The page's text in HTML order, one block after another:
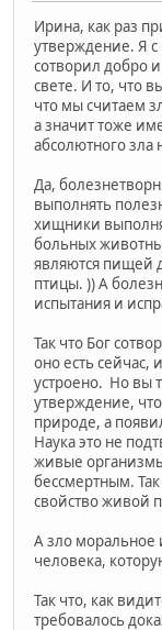
Ирина, как раз
утверждение. Я с
сотворил добро
свете. И то, что
что мы считаем
а значит тоже
абсолютного зла
Да,
выполнять
хищники
больных
являются пищей
птицы. )) А
испытания и
Так что Бог
оно есть сейчас,
устроено. Но вы
утверждение,
природе, а
Наука это не
живые
бессмертным.
свойство живой
А зло моральное
человека,
Так что, как
требовалось